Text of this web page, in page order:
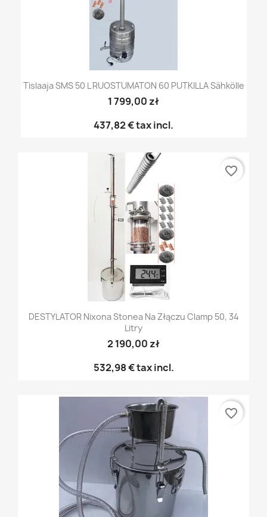
Tislaaja SMS 50 L RUOSTUMATON 60 PUTKILLA Sähkölle
1 799,00 zł
437,82 €tax incl.
DESTYLATOR Nixona Stonea Na Złączu Clamp 50, 34
Litry
2 190,00 zł
532,98 €tax incl.
favorite_border
favorite_border